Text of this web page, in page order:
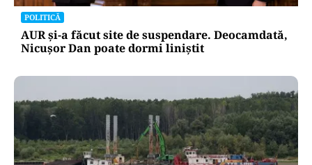
POLITICĂ
AUR și-a făcut site de suspendare. Deocamdată,
Nicușor Dan poate dormi liniștit